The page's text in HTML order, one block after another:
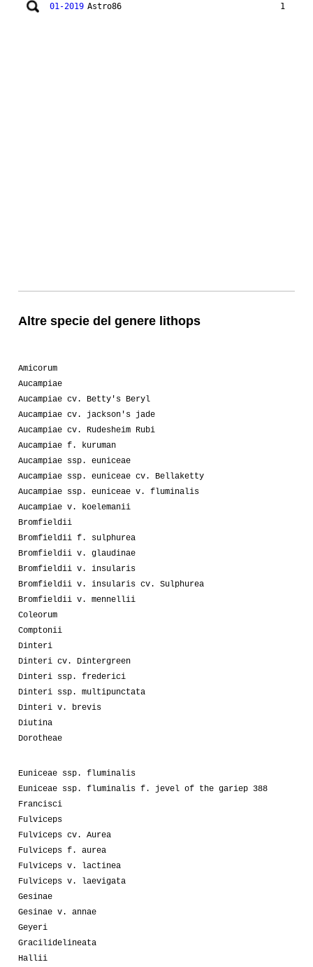
01-2019 Astro86 1
Altre specie del genere lithops
Amicorum
Aucampiae
Aucampiae cv. Betty's Beryl
Aucampiae cv. jackson's jade
Aucampiae cv. Rudesheim Rubi
Aucampiae f. kuruman
Aucampiae ssp. euniceae
Aucampiae ssp. euniceae cv. Bellaketty
Aucampiae ssp. euniceae v. fluminalis
Aucampiae v. koelemanii
Bromfieldii
Bromfieldii f. sulphurea
Bromfieldii v. glaudinae
Bromfieldii v. insularis
Bromfieldii v. insularis cv. Sulphurea
Bromfieldii v. mennellii
Coleorum
Comptonii
Dinteri
Dinteri cv. Dintergreen
Dinteri ssp. frederici
Dinteri ssp. multipunctata
Dinteri v. brevis
Diutina
Dorotheae
Euniceae ssp. fluminalis
Euniceae ssp. fluminalis f. jevel of the gariep 388
Francisci
Fulviceps
Fulviceps cv. Aurea
Fulviceps f. aurea
Fulviceps v. lactinea
Fulviceps v. laevigata
Gesinae
Gesinae v. annae
Geyeri
Gracilidelineata
Hallii